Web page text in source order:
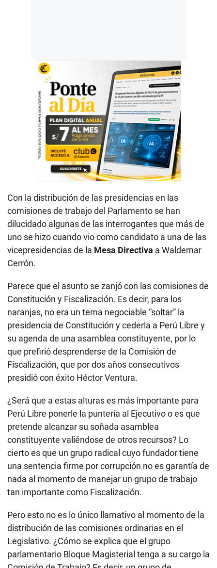
Con la distribución de las presidencias en las
comisiones de trabajo del Parlamento se han
dilucidado algunas de las interrogantes que más de
uno se hizo cuando vio como candidato a una de las
vicepresidencias de la Mesa Directiva a Waldemar
Cerrón.
Parece que el asunto se zanjó con las comisiones de
Constitución y Fiscalización. Es decir, para los
naranjas, no era un tema negociable “soltar” la
presidencia de Constitución y cederla a Perú Libre y
su agenda de una asamblea constituyente, por lo
que prefirió desprenderse de la Comisión de
Fiscalización, que por dos años consecutivos
presidió con éxito Héctor Ventura.
¿Será que a estas alturas es más importante para
Perú Libre ponerle la puntería al Ejecutivo o es que
pretende alcanzar su soñada asamblea
constituyente valiéndose de otros recursos? Lo
cierto es que un grupo radical cuyo fundador tiene
una sentencia firme por corrupción no es garantía de
nada al momento de manejar un grupo de trabajo
tan importante como Fiscalización.
Pero esto no es lo único llamativo al momento de la
distribución de las comisiones ordinarias en el
Legislativo. ¿Cómo se explica que el grupo
parlamentario Bloque Magisterial tenga a su cargo la